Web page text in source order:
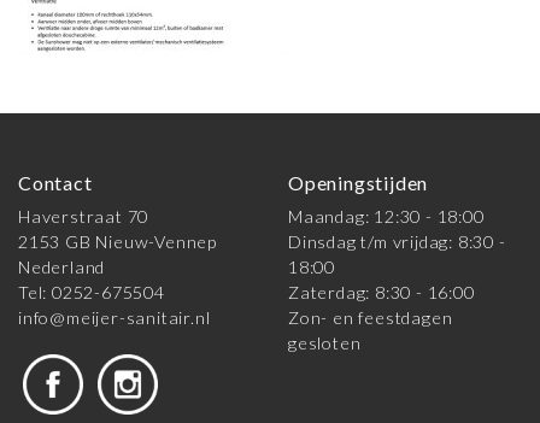
Contact
Haverstraat 70
2153 GB Nieuw-Vennep
Nederland
Tel: 0252-675504
info@meijer-sanitair.nl
Openingstijden
Maandag: 12:30 - 18:00
Dinsdag t/m vrijdag: 8:30 -
18:00
Zaterdag: 8:30 - 16:00
Zon- en feestdagen
gesloten